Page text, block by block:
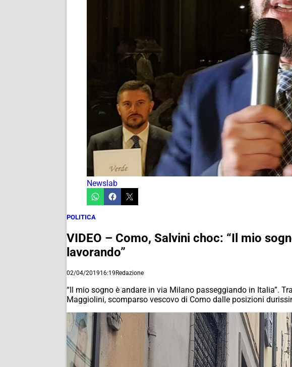
Newslab
POLITICA
VIDEO – Como, Salvini choc: “Il mio
lavorando”
02/04/201916:19Redazione
“Il mio sogno è andare in via Milano passeggiando in Italia”.
Maggiolini, scomparso vescovo di Como dalle posizioni